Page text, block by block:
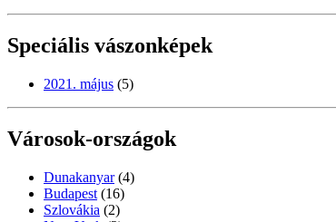
Speciális vászonképek
2021. május (5)
Városok-országok
Dunakanyar (4)
Budapest (16)
Szlovákia (2)